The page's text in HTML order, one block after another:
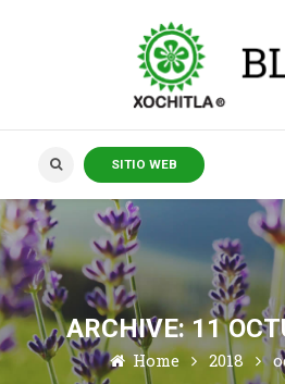
SITIO WEB
ARCHIVE: 11
Home 2018